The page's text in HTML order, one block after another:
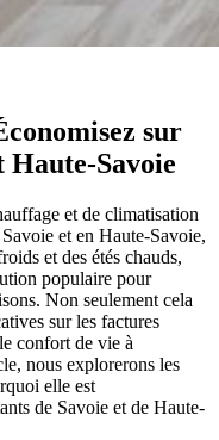
sur
Haute-Savoie
et de climatisation
et en Haute-Savoie,
et des étés chauds,
populaire pour
Non seulement cela
sur les factures
confort de vie à
nous explorerons les
elle est
de Savoie et de Haute-